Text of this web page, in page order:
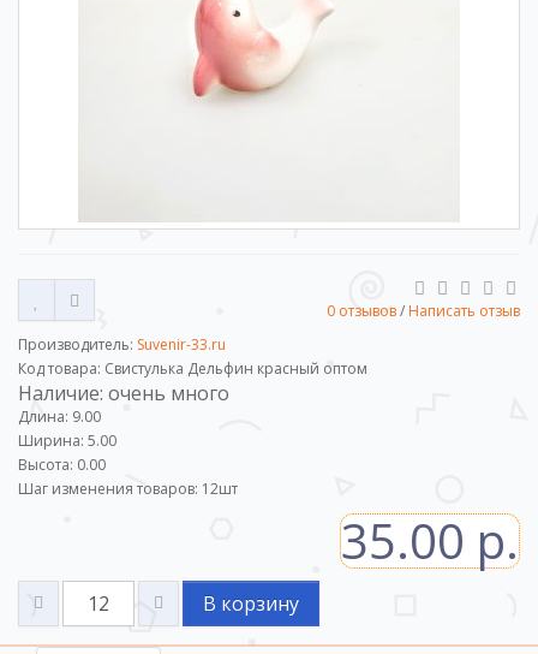
0 отзывов/ Написать отзыв
Производитель: Suvenir-33.ru
Код товара: Свистулька Дельфин красный оптом
Наличие: очень много
Длина: 9.00
Ширина: 5.00
Высота: 0.00
Шаг изменения товаров: 12шт
35.00 р.
В корзину